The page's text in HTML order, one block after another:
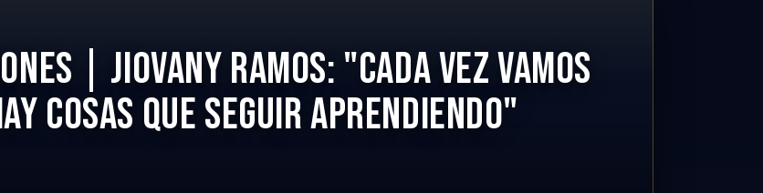
| JIOVANY RAMOS: "CADA VEZ VAMOS
COSAS QUE SEGUIR APRENDIENDO"